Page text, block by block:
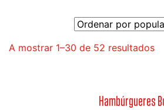
A mostrar 1–30 de 52 resultados
Hambúrgueres